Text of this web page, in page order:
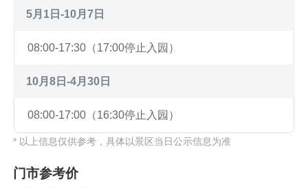
5月1日-10月7日
08:00-17:30（17:00停止入园）
10月8日-4月30日
08:00-17:00（16:30停止入园）
* 以上信息仅供参考，具体以景区当日公示信息为准
门市参考价